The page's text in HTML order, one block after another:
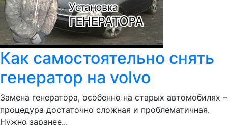
Как самостоятельно снять
генератор на volvo
Замена генератора, особенно на старых автомобилях –
процедура достаточно сложная и проблематичная.
Нужно заранее...